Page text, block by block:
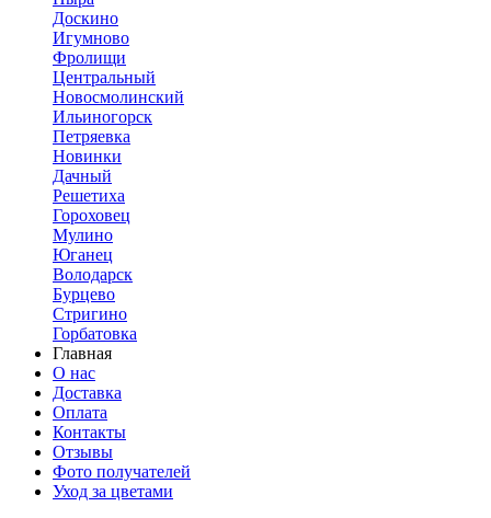
Доскино
Игумново
Фролищи
Центральный
Новосмолинский
Ильиногорск
Петряевка
Новинки
Дачный
Решетиха
Гороховец
Мулино
Юганец
Володарск
Бурцево
Стригино
Горбатовка
Главная
О нас
Доставка
Оплата
Контакты
Отзывы
Фото получателей
Уход за цветами